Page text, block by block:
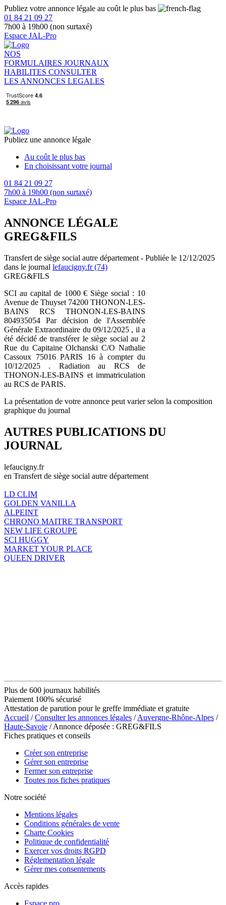
Publiez votre annonce légale au coût le plus bas
01 84 21 09 27
7h00 à 19h00 (non surtaxé)
Espace JAL-Pro
NOS
FORMULAIRES JOURNAUX
HABILITES CONSULTER
LES ANNONCES LEGALES
Publiez une annonce légale
Au coût le plus bas
En choisissant votre journal
01 84 21 09 27
7h00 à 19h00 (non surtaxé)
Espace JAL-Pro
ANNONCE LÉGALE
GREG&FILS
Transfert de siège social autre département - Publiée le 12/12/2025
dans le journal lefaucigny.fr (74)
GREG&FILS
SCI au capital de 1000 € Siège social : 10
Avenue de Thuyset 74200 THONON-LES-
BAINS RCS THONON-LES-BAINS
804935054 Par décision de l'Assemblée
Générale Extraordinaire du 09/12/2025 , il a
été décidé de transférer le siège social au 2
Rue du Capitaine Olchanski C/O Nathalie
Cassoux 75016 PARIS 16 à compter du
10/12/2025 . Radiation au RCS de
THONON-LES-BAINS et immatriculation
au RCS de PARIS.
La présentation de votre annonce peut varier selon la composition
graphique du journal
AUTRES PUBLICATIONS DU
JOURNAL
lefaucigny.fr
en Transfert de siège social autre département
LD CLIM
GOLDEN VANILLA
ALPEINT
CHRONO MAITRE TRANSPORT
NEW LIFE GROUPE
SCI HUGGY
MARKET YOUR PLACE
QUEEN DRIVER
Plus de 600 journaux habilités
Paiement 100% sécurisé
Attestation de parution pour le greffe immédiate et gratuite
Accueil /Consulter les annonces légales /Auvergne-Rhône-Alpes /
Haute-Savoie / Annonce déposée : GREG&FILS
Fiches pratiques et conseils
Créer son entreprise
Gérer son entreprise
Fermer son entreprise
Toutes nos fiches pratiques
Notre société
Mentions légales
Conditions générales de vente
Charte Cookies
Politique de confidentialité
Exercer vos droits RGPD
Réglementation légale
Gérer mes consentements
Accès rapides
Espace pro